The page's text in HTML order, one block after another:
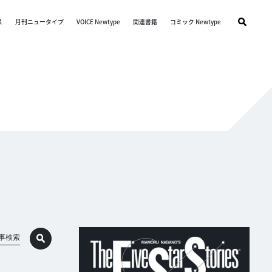
月刊ニュータイプ VOICE Newtype 関連書籍 コミック Newtype
検索